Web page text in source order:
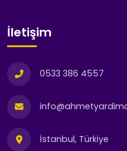
İletişim
0533 386 4557
İstanbul, Türkiye